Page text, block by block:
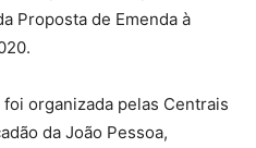
Proposta de Emenda à
organizada pelas Centrais
da João Pessoa,